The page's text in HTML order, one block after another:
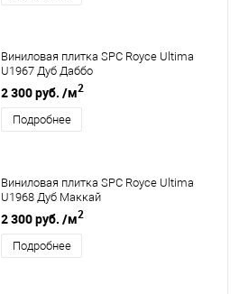
Виниловая плитка SPC Royce Ultima
U1967 Дуб Даббо
2 300 руб. /м2
Подробнее
Виниловая плитка SPC Royce Ultima
U1968 Дуб Маккай
2 300 руб. /м2
Подробнее